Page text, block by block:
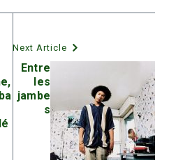
Next Article
Entre
les
jambe
s